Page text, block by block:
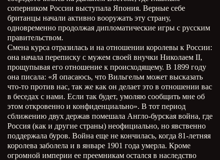
соперником России выступала Япония. Верные себе
британцы начали активно вооружать эту страну,
одновременно продолжая дипломатические игры с русским
правительством.
Смена курса отразилась и на отношении королевы к России:
она начала переписку с мужем своей внучки Николаем II,
прощупывая его отношение к происходящему. В 1899 году
она писала: «Я опасаюсь, что Вильгельм может высказать
что-то против нас, так же как он делает это в отношении вас
в беседах с нами. Если так будет, умоляю сообщить мне об
этом откровенно и конфиденциально». В тот период
сближению двух держав помешала Англо-бурская война, где
Россия (как и другие страны) неофициально, но явственно
поддержала буров. Война еще не кончилась, когда 81-летняя
королева заболела и в январе 1901 года умерла. Кроме
огромной империи ее преемникам остался в наследство